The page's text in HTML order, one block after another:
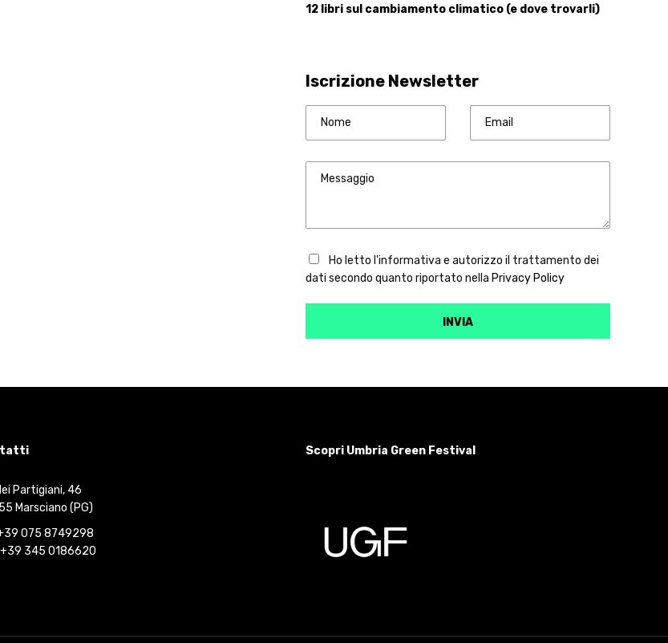
12 libri sul cambiamento climatico (e dove trovarli)
Iscrizione Newsletter
Ho letto l'informativa e autorizzo il trattamento dei
dati secondo quanto riportato nella Privacy Policy
Partigiani, 46
Marsciano (PG)
075 8749298
+39 345 0186620
Scopri Umbria Green Festival